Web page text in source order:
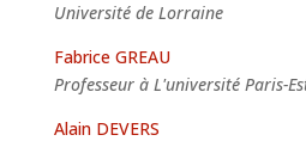
Université de Lorraine
Fabrice GREAU
Professeur à L'université Paris-
Alain DEVERS